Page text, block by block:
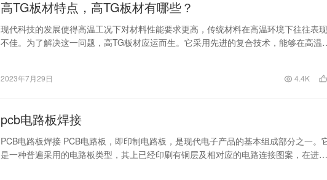
高TG板材特点，高TG板材有哪些？
现代科技的发展使得高温工况下对材料性能要求更高，传统材料在高温环境下往往表现
不佳。为了解决这一问题，高TG板材应运而生。它采用先进的复合技术，能够在高温
2023年7月29日 4.4K
pcb电路板焊接
PCB电路板焊接 PCB电路板，即印制电路板，是现代电子产品的基本组成部分之一。
是一种普遍采用的电路板类型，其上已经印刷有铜层及相对应的电路连接图案，在进行